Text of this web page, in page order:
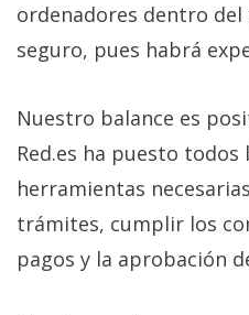
ordenadores dentro
seguro, pues habrá
Nuestro balance es
Red.es ha puesto
herramientas
trámites, cumplir los
pagos y la aprobación